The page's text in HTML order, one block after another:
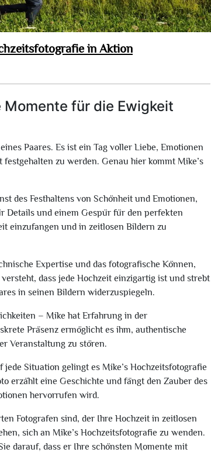
in Aktion
für die Ewigkeit
Paares. Es ist ein Tag voller Liebe, Emotionen
zu werden. Genau hier kommt Mike’s
des Festhaltens von Schönheit und Emotionen,
Details und einem Gespür für den perfekten
einzufangen und in zeitlosen Bildern zu
Expertise und das fotografische Können,
dass jede Hochzeit einzigartig ist und strebt
in seinen Bildern widerzuspiegeln.
– Mike hat Erfahrung in der
Präsenz ermöglicht es ihm, authentische
Veranstaltung zu stören.
Situation gelingt es Mike’s Hochzeitsfotografie
erzählt eine Geschichte und fängt den Zauber des
hervorrufen wird.
Fotografen sind, der Ihre Hochzeit in zeitlosen
sich an Mike’s Hochzeitsfotografie zu wenden.
darauf, dass er Ihre schönsten Momente mit